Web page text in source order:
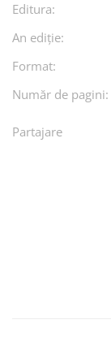
Editura:
An ediţie:
Format:
Număr de pagini:
Partajare